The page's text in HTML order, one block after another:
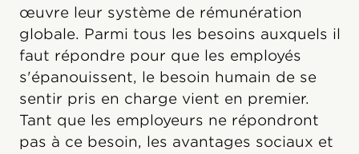
œuvre leur système de rémunération
globale. Parmi tous les besoins auxquels il
faut répondre pour que les employés
s'épanouissent, le besoin humain de se
sentir pris en charge vient en premier.
Tant que les employeurs ne répondront
pas à ce besoin, les avantages sociaux et